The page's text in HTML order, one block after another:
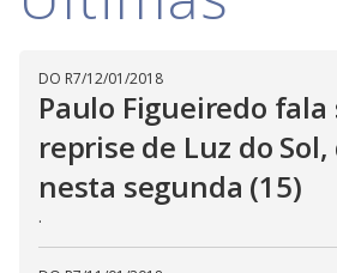
d
e
DO R7/12/01/2018
Paulo Figueiredo fala
reprise de Luz do
nesta segunda (15)
.